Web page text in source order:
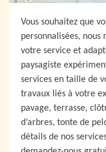
Vous souhaitez que
personnalisées,
votre service et
paysagiste
services en taille de
travaux liés à votre
pavage, terrasse,
d’arbres, tonte de
détails de nos